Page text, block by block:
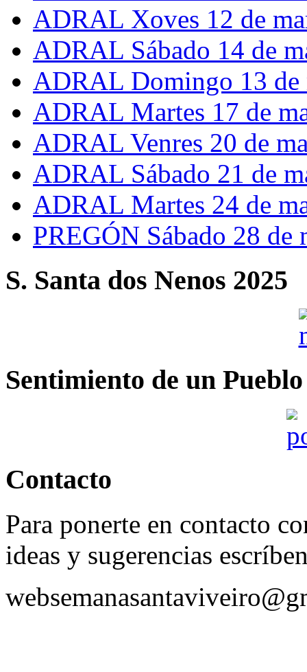
ADRAL Xoves 12 de
ADRAL Sábado 14 de
ADRAL Domingo 13 de
ADRAL Martes 17 de
ADRAL Venres 20 de
ADRAL Sábado 21 de
ADRAL Martes 24 de
PREGÓN Sábado 28 de
S. Santa dos Nenos 2025
Sentimiento de un Pueblo
Contacto
Para ponerte en contacto
ideas y sugerencias